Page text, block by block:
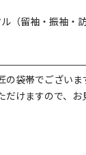
（留袖・振袖・訪
の袋帯でございま
だけますので、お